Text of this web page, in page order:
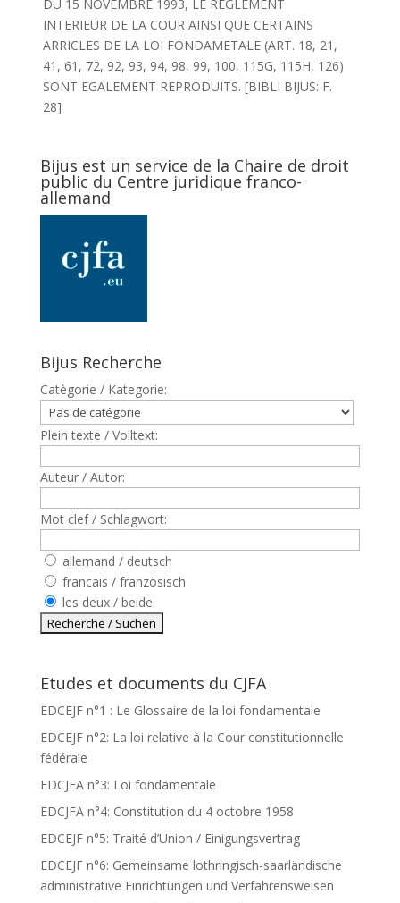
DU 15 NOVEMBRE 1993, LE REGLEMENT
INTERIEUR DE LA COUR AINSI QUE CERTAINS
ARRICLES DE LA LOI FONDAMETALE (ART. 18, 21,
41, 61, 72, 92, 93, 94, 98, 99, 100, 115G, 115H, 126)
SONT EGALEMENT REPRODUITS. [BIBLI BIJUS: F.
28]
Bijus est un service de la Chaire de droit
public du Centre juridique franco-
allemand
Bijus Recherche
Catègorie / Kategorie:
Plein texte / Volltext:
Auteur / Autor:
Mot clef / Schlagwort:
allemand / deutsch
francais / französisch
les deux / beide
Etudes et documents du CJFA
EDCEJF n°1 : Le Glossaire de la loi fondamentale
EDCEJF n°2: La loi relative à la Cour constitutionnelle
fédérale
EDCJFA n°3: Loi fondamentale
EDCJFA n°4: Constitution du 4 octobre 1958
EDCEJF n°5: Traité d’Union / Einigungsvertrag
EDCEJF n°6: Gemeinsame lothringisch-saarländische
administrative Einrichtungen und Verfahrensweisen